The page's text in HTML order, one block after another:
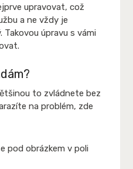
upravovat, což
a ne vždy je
Takovou úpravu s vámi
to zvládnete bez
na problém, zde
pod obrázkem v poli